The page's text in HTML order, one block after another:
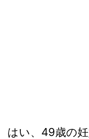
はい、49歳の